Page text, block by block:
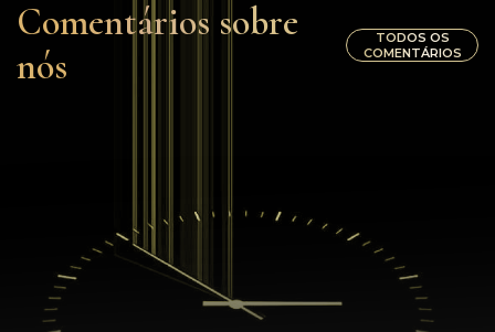
Comentários sobre
nós
TODOS OS
COMENTÁRIOS